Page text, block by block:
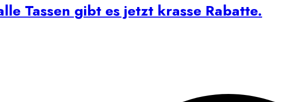
Tassen gibt es jetzt krasse Rabatte.